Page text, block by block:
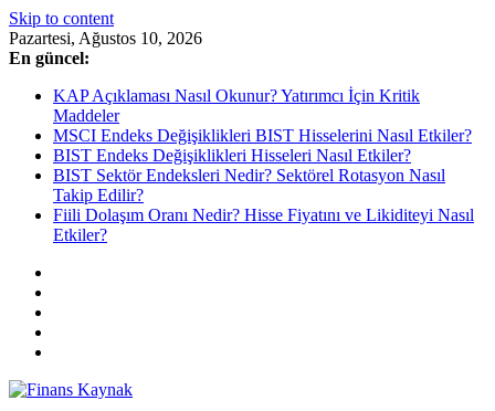
Skip to content
Pazartesi, Ağustos 10, 2026
En güncel:
KAP Açıklaması Nasıl Okunur? Yatırımcı İçin Kritik
Maddeler
MSCI Endeks Değişiklikleri BIST Hisselerini Nasıl Etkiler?
BIST Endeks Değişiklikleri Hisseleri Nasıl Etkiler?
BIST Sektör Endeksleri Nedir? Sektörel Rotasyon Nasıl
Takip Edilir?
Fiili Dolaşım Oranı Nedir? Hisse Fiyatını ve Likiditeyi Nasıl
Etkiler?